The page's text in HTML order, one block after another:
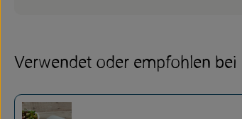
Verwendet oder empfohlen bei